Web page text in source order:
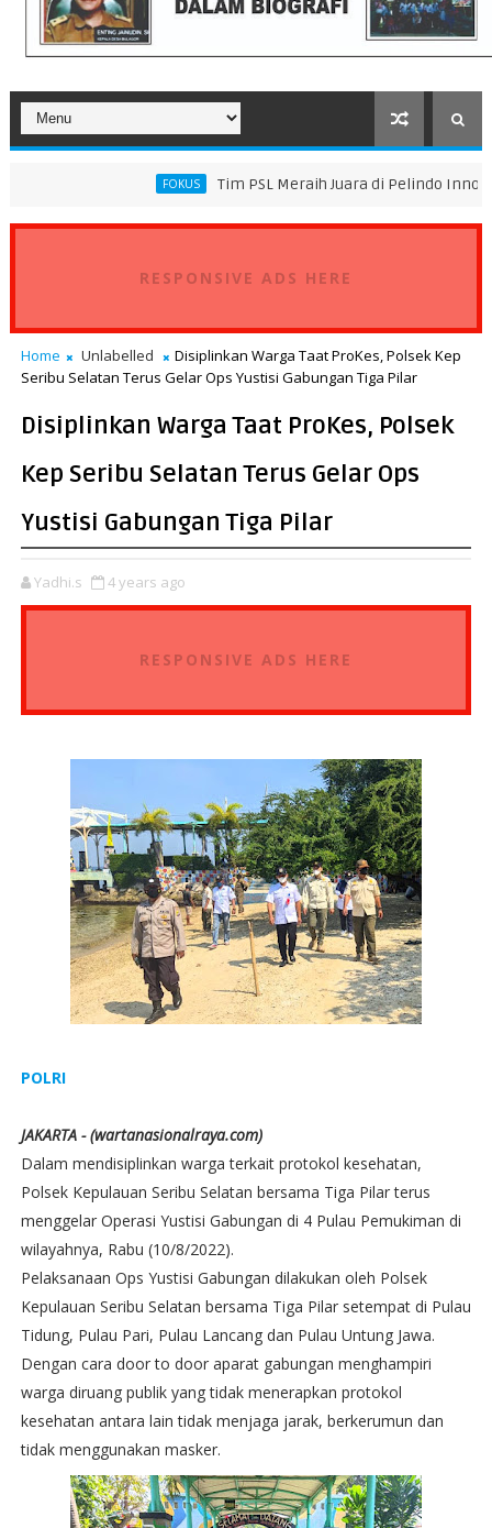
Tim PSL Meraih Juara di Pelindo Innovation Award
Standar Operasional Kapal
RESPONSIVE ADS HERE
Home Unlabelled
Disiplinkan Warga Taat ProKes, Polsek Kep
Seribu Selatan Terus Gelar Ops Yustisi Gabungan Tiga Pilar
Disiplinkan Warga Taat ProKes, Polsek
Kep Seribu Selatan Terus Gelar Ops
Yustisi Gabungan Tiga Pilar
Yadhi.s 4 years ago
RESPONSIVE ADS HERE
POLRI
JAKARTA - (wartanasionalraya.com)
Dalam mendisiplinkan warga terkait protokol kesehatan,
Polsek Kepulauan Seribu Selatan bersama Tiga Pilar terus
menggelar Operasi Yustisi Gabungan di 4 Pulau Pemukiman di
wilayahnya, Rabu (10/8/2022).
Pelaksanaan Ops Yustisi Gabungan dilakukan oleh Polsek
Kepulauan Seribu Selatan bersama Tiga Pilar setempat di Pulau
Tidung, Pulau Pari, Pulau Lancang dan Pulau Untung Jawa.
Dengan cara door to door aparat gabungan menghampiri
warga diruang publik yang tidak menerapkan protokol
kesehatan antara lain tidak menjaga jarak, berkerumun dan
tidak menggunakan masker.